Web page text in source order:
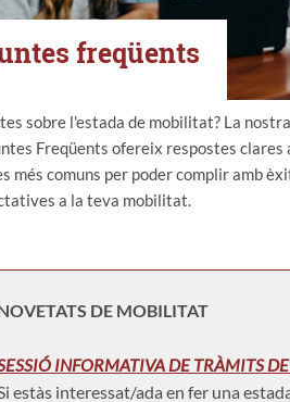
freqüents
sobre l'estada de mobilitat? La
Freqüents ofereix respostes clares
més comuns per poder complir amb
a la teva mobilitat.
DE MOBILITAT
INFORMATIVA DE TRÀMITS
estàs interessat/ada en fer una